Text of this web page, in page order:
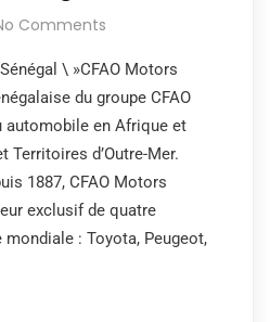
Comments
\ »CFAO Motors
du groupe CFAO
automobile en Afrique et
d’Outre-Mer.
1887, CFAO Motors
exclusif de quatre
: Toyota, Peugeot,